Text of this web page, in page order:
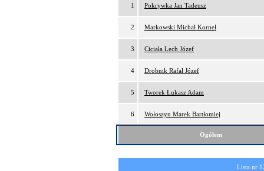
1 Pokrywka Jan Tadeusz
2 Markowski Michał Kornel
3 Ciciała Lech Józef
4 Drobnik Rafał Józef
5 Tworek Łukasz Adam
6 Wołoszyn Marek Bartłomiej
Ogółem
Lista nr